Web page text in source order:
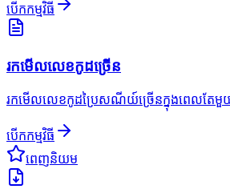
បើកកម្មវិធី
រកមើលលេខកូដច្រើន
រកមើលលេខកូដប្រៃសណីយ៍ច្រើនក្នុងពេលតែមួ
បើកកម្មវិធី
ពេញនិយម